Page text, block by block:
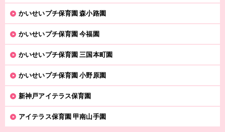
かいせいプチ保育園 森小路園
かいせいプチ保育園 今福園
かいせいプチ保育園 三国本町園
かいせいプチ保育園 小野原園
新神戸アイテラス保育園
アイテラス保育園 甲南山手園